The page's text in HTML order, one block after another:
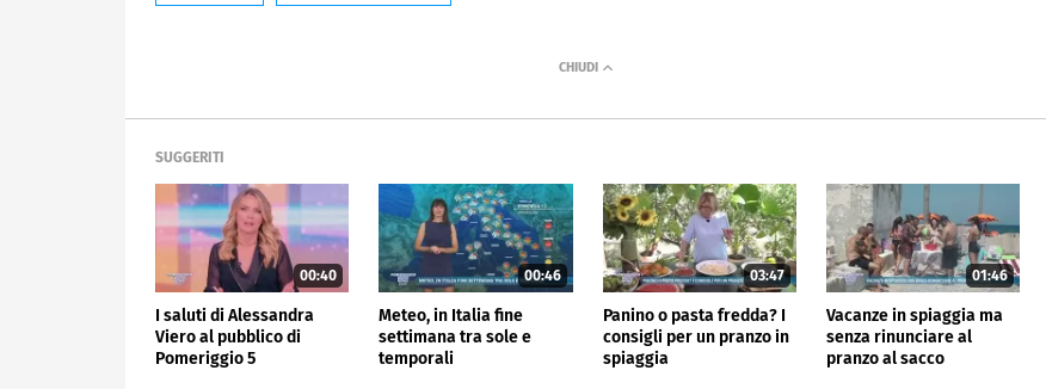
SUGGERITI
00:40
I saluti di Alessandra
Viero al pubblico di
Pomeriggio 5
00:46
Meteo, in Italia fine
settimana tra sole e
temporali
03:47
Panino o pasta fredda? I
consigli per un pranzo in
spiaggia
01:46
Vacanze in spiaggia ma
senza rinunciare al
pranzo al sacco